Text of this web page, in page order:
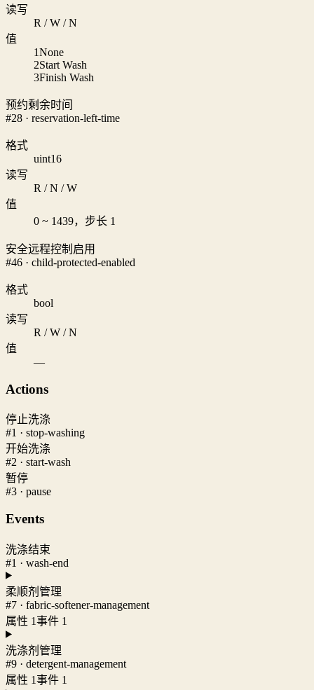
读写
R / W / N
值
1None
2Start Wash
3Finish Wash
预约剩余时间
#28 · reservation-left-time
格式
uint16
读写
R / N / W
值
0 ~ 1439，步长 1
安全远程控制启用
#46 · child-protected-enabled
格式
bool
读写
R / W / N
值
—
Actions
停止洗涤
#1 · stop-washing
开始洗涤
#2 · start-wash
暂停
#3 · pause
Events
洗涤结束
#1 · wash-end
柔顺剂管理
#7 · fabric-softener-management
属性 1事件 1
洗涤剂管理
#9 · detergent-management
属性 1事件 1